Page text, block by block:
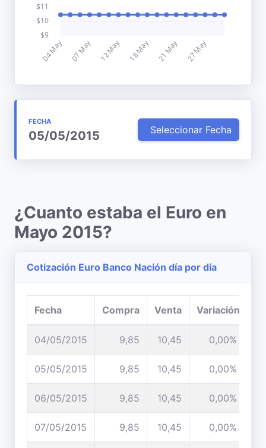
FECHA
05/05/2015 Seleccionar Fecha
¿Cuanto estaba el Euro en
Mayo 2015?
Cotización Euro Banco Nación día por día
Fecha Compra Venta Variación
04/05/2015 9,85 10,45 0,00%
05/05/2015 9,85 10,45 0,00%
06/05/2015 9,85 10,45 0,00%
07/05/2015 9,85 10,45 0,00%